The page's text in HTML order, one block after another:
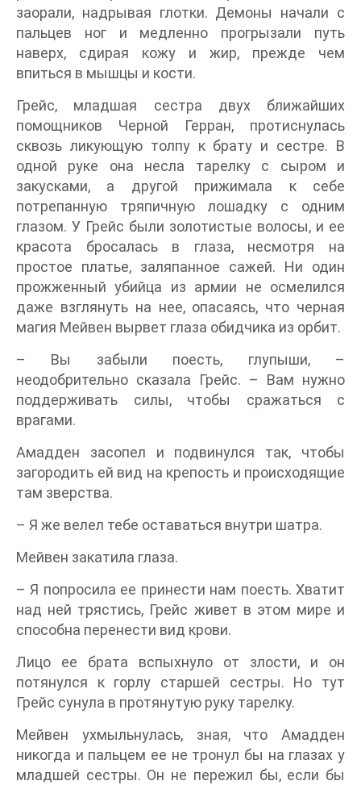
заорали, надрывая глотки. Демоны начали с
пальцев ног и медленно прогрызали путь
наверх, сдирая кожу и жир, прежде чем
впиться в мышцы и кости.
Грейс, младшая сестра двух ближайших
помощников Черной Герран, протиснулась
сквозь ликующую толпу к брату и сестре. В
одной руке она несла тарелку с сыром и
закусками, а другой прижимала к себе
потрепанную тряпичную лошадку с одним
глазом. У Грейс были золотистые волосы, и ее
красота бросалась в глаза, несмотря на
простое платье, заляпанное сажей. Ни один
прожженный убийца из армии не осмелился
даже взглянуть на нее, опасаясь, что черная
магия Мейвен вырвет глаза обидчика из орбит.
– Вы забыли поесть, глупыши, –
неодобрительно сказала Грейс. – Вам нужно
поддерживать силы, чтобы сражаться с
врагами.
Амадден засопел и подвинулся так, чтобы
загородить ей вид на крепость и происходящие
там зверства.
– Я же велел тебе оставаться внутри шатра.
Мейвен закатила глаза.
– Я попросила ее принести нам поесть. Хватит
над ней трястись, Грейс живет в этом мире и
способна перенести вид крови.
Лицо ее брата вспыхнуло от злости, и он
потянулся к горлу старшей сестры. Но тут
Грейс сунула в протянутую руку тарелку.
Мейвен ухмыльнулась, зная, что Амадден
никогда и пальцем ее не тронул бы на глазах у
младшей сестры. Он не пережил бы, если бы